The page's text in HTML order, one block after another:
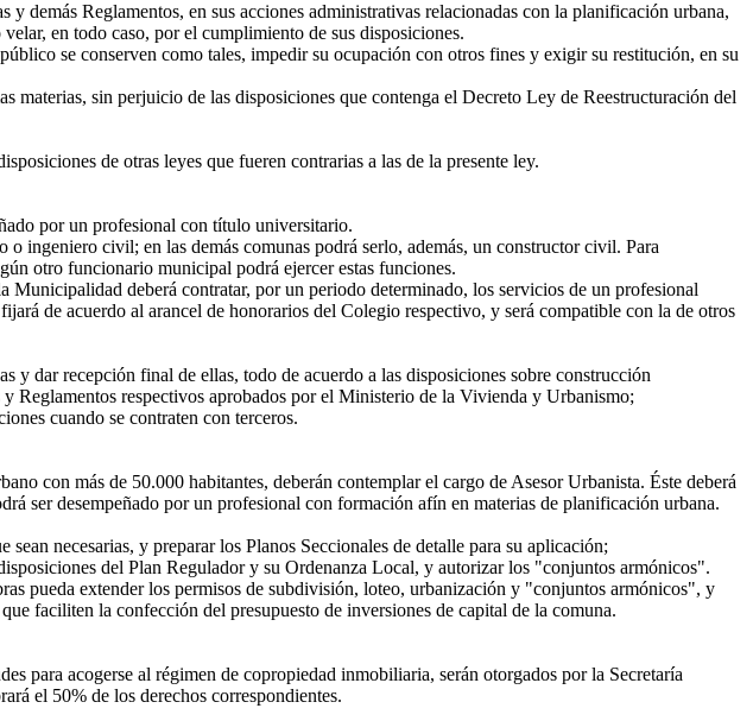
Reglamentos, en sus acciones administrativas relacionadas con la planificación urbana,
en todo caso, por el cumplimiento de sus disposiciones.
se conserven como tales, impedir su ocupación con otros fines y exigir su restitución, en su
sin perjuicio de las disposiciones que contenga el Decreto Ley de Reestructuración del
de otras leyes que fueren contrarias a las de la presente ley.
por un profesional con título universitario.
o ingeniero civil; en las demás comunas podrá serlo, además, un constructor civil. Para
otro funcionario municipal podrá ejercer estas funciones.
deberá contratar, por un periodo determinado, los servicios de un profesional
de acuerdo al arancel de honorarios del Colegio respectivo, y será compatible con la de otros
y dar recepción final de ellas, todo de acuerdo a las disposiciones sobre construcción
Reglamentos respectivos aprobados por el Ministerio de la Vivienda y Urbanismo;
cuando se contraten con terceros.
con más de 50.000 habitantes, deberán contemplar el cargo de Asesor Urbanista. Éste deberá
ser desempeñado por un profesional con formación afín en materias de planificación urbana.
necesarias, y preparar los Planos Seccionales de detalle para su aplicación;
del Plan Regulador y su Ordenanza Local, y autorizar los "conjuntos armónicos".
pueda extender los permisos de subdivisión, loteo, urbanización y "conjuntos armónicos", y
faciliten la confección del presupuesto de inversiones de capital de la comuna.
para acogerse al régimen de copropiedad inmobiliaria, serán otorgados por la Secretaría
el 50% de los derechos correspondientes.